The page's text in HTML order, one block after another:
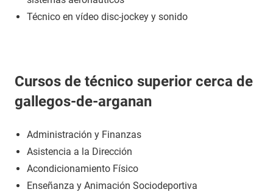
Técnico en vídeo disc-jockey y sonido
Cursos de técnico superior cerca de
gallegos-de-arganan
Administración y Finanzas
Asistencia a la Dirección
Acondicionamiento Físico
Enseñanza y Animación Sociodeportiva